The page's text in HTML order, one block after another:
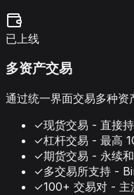
已上线
多资产交易
通过统一界面交易多种资
✓现货交易 - 直接
✓杠杆交易 - 最高
✓期货交易 - 永续
✓多交易所支持 -
✓100+ 交易对 - 主